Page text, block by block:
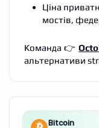
Ціна
мостів,
Команда 👉
альтернативи
Bitcoin